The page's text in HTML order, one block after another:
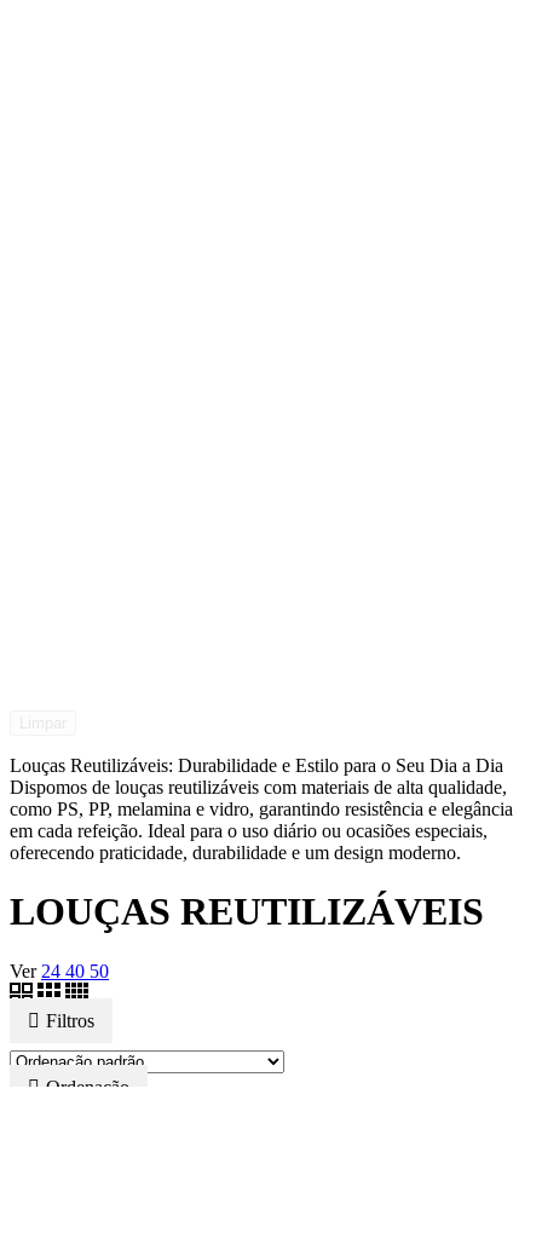
Louças Reutilizáveis: Durabilidade e Estilo para o Seu Dia a Dia
Dispomos de louças reutilizáveis com materiais de alta qualidade,
como PS, PP, melamina e vidro, garantindo resistência e elegância
em cada refeição. Ideal para o uso diário ou ocasiões especiais,
oferecendo praticidade, durabilidade e um design moderno.
LOUÇAS REUTILIZÁVEIS
Ver 24 40 50
Filtros
Ordenação